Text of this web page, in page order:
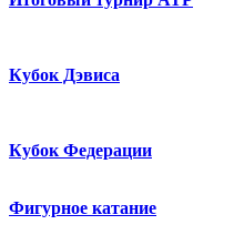
Кубок Дэвиса
Кубок Федерации
Фигурное катание